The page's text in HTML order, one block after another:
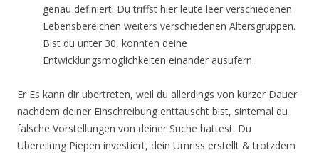
genau definiert. Du triffst hier leute leer verschiedenen
Lebensbereichen weiters verschiedenen Altersgruppen.
Bist du unter 30, konnten deine
Entwicklungsmoglichkeiten einander ausufern.
Er Es kann dir ubertreten, weil du allerdings von kurzer Dauer
nachdem deiner Einschreibung enttauscht bist, sintemal du
falsche Vorstellungen von deiner Suche hattest. Du
Ubereilung Piepen investiert, dein Umriss erstellt & trotzdem